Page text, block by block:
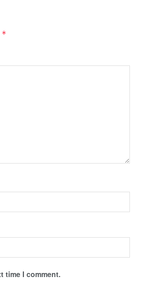
*
time I comment.